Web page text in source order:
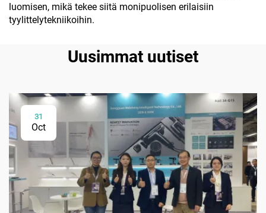
luomisen, mikä tekee siitä monipuolisen erilaisiin
tyylittelytekniikoihin.
Uusimmat uutiset
31
Oct